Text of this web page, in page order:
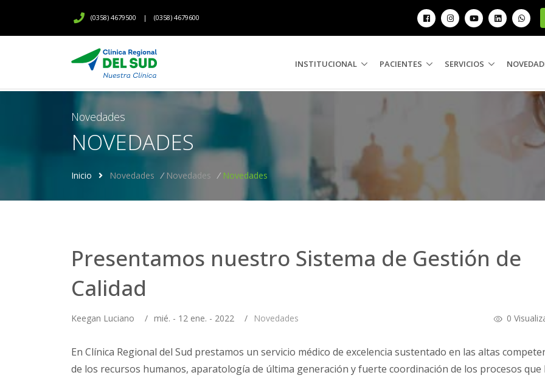
(0358) 4679500 | (0358) 4679600
INSTITUCIONAL PACIENTES SERVICIOS
Novedades
NOVEDADES
Inicio Novedades / Novedades / Novedades
Presentamos nuestro Sistema de Gestión de
Calidad
Keegan Luciano / mié. - 12 ene. - 2022 / Novedades 0
En Clínica Regional del Sud prestamos un servicio médico de excelencia sustentado en las altas
de los recursos humanos, aparatología de última generación y fuerte coordinación de los procesos que